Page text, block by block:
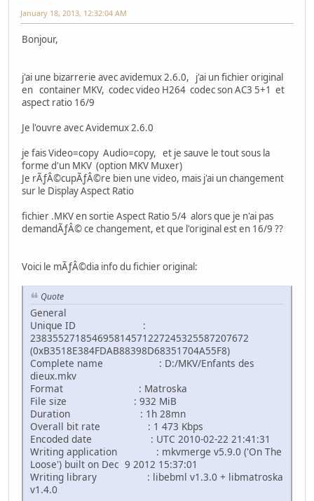
January 18, 2013, 12:32:04 AM
Bonjour,
j'ai une bizarrerie avec avidemux 2.6.0, j'ai un fichier original
en container MKV, codec video H264 codec son AC3 5+1 et
aspect ratio 16/9
Je l'ouvre avec Avidemux 2.6.0
je fais Video=copy Audio=copy, et je sauve le tout sous la
forme d'un MKV (option MKV Muxer)
Je rÃƒÂ©cupÃƒÂ©re bien une video, mais j'ai un changement
sur le Display Aspect Ratio
fichier .MKV en sortie Aspect Ratio 5/4 alors que je n'ai pas
demandÃƒÂ© ce changement, et que l'original est en 16/9 ??
Voici le mÃƒÂ©dia info du fichier original:
Quote
General
Unique ID :
238355271854695814571227245325587207672
(0xB3518E384FDAB88398D68351704A55F8)
Complete name : D:/MKV/Enfants des
dieux.mkv
Format : Matroska
File size : 932 MiB
Duration : 1h 28mn
Overall bit rate : 1 473 Kbps
Encoded date : UTC 2010-02-22 21:41:31
Writing application : mkvmerge v5.9.0 ('On The
Loose') built on Dec 9 2012 15:37:01
Writing library : libebml v1.3.0 + libmatroska
v1.4.0